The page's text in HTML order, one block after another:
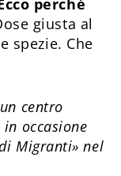
perché
giusta al
spezie. Che
centro
occasione
Migranti» nel